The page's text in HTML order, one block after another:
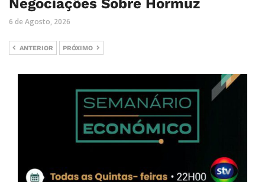
Negociações Sobre Hormuz
6 de Agosto, 2026
ANTERIOR PRÓXIMO